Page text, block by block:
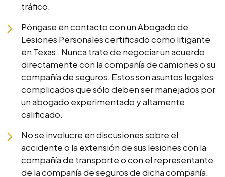
tráfico.
Póngase en contacto con un Abogado de
Lesiones Personales certificado como litigante
en Texas . Nunca trate de negociar un acuerdo
directamente con la compañía de camiones o su
compañía de seguros. Estos son asuntos legales
complicados que sólo deben ser manejados por
un abogado experimentado y altamente
calificado.
No se involucre en discusiones sobre el
accidente o la extensión de sus lesiones con la
compañía de transporte o con el representante
de la compañía de seguros de dicha compañía.